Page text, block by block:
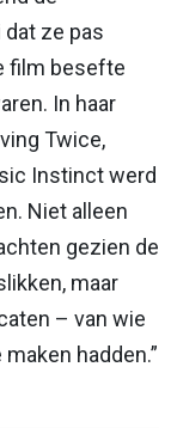
ze pas
film besefte
In haar
Twice,
Instinct werd
Niet alleen
gezien de
maar
– van wie
hadden.”